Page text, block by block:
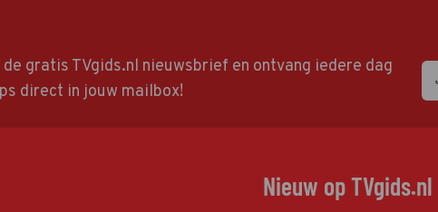
gratis TVgids.nl nieuwsbrief en ontvang iedere dag
direct in jouw mailbox!
Nieuw op TVgids.nl